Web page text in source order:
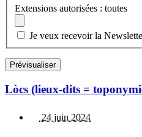
Extensions autorisées : toutes
Je veux recevoir la
Lòcs (lieux-dits =
24 juin 2024